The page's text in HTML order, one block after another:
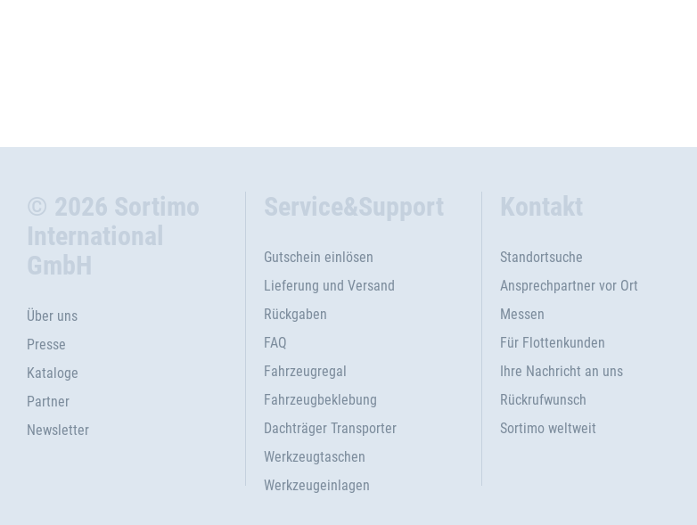
© 2026 Sortimo
International
GmbH
Über uns
Presse
Kataloge
Partner
Newsletter
Service&Support
Gutschein einlösen
Lieferung und Versand
Rückgaben
FAQ
Fahrzeugregal
Fahrzeugbeklebung
Dachträger Transporter
Werkzeugtaschen
Werkzeugeinlagen
Kontakt
Standortsuche
Ansprechpartner vor Ort
Messen
Für Flottenkunden
Ihre Nachricht an uns
Rückrufwunsch
Sortimo weltweit